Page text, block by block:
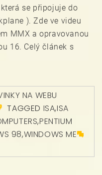
se připojuje do
). Zde ve videu
MMX a opravovanou
16. Celý článek s
NA WEBU
TAGGED ISA,ISA
,PENTIUM
98,WINDOWS ME